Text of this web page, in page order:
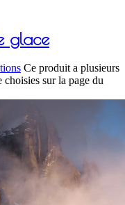
glace
Ce produit a plusieurs
sur la page du